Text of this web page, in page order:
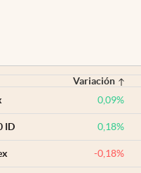
Variación
0,09%
ID 0,18%
-0,18%